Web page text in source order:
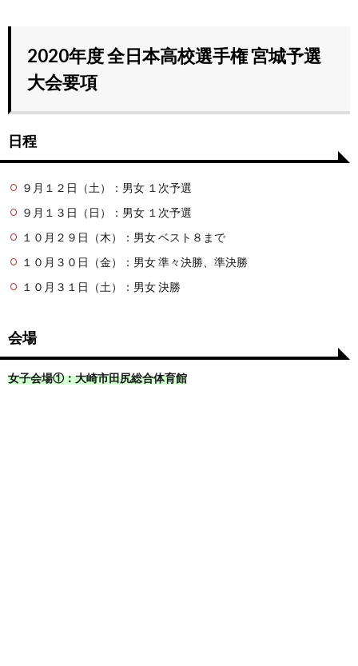
2020年度 全日本高校選手権 宮城予選
大会要項
日程
９月１２日（土）：男女 １次予選
９月１３日（日）：男女 １次予選
１０月２９日（木）：男女 ベスト８まで
１０月３０日（金）：男女 準々決勝、準決勝
１０月３１日（土）：男女 決勝
会場
女子会場①：大崎市田尻総合体育館